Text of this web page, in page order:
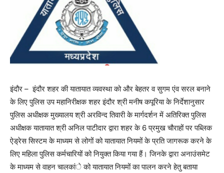
इंदौर – इंदौर शहर की यातायात व्यवस्था को और बेहतर व सुगम एंव सरल बनाने
के लिए पुलिस उप महानिरीक्षक शहर इंदौर श्री मनीष कपूरिया के निर्देशानुसार
पुलिस अधीक्षक मुख्यालय श्री अरविन्द तिवारी के मार्गदर्शन में अतिरिक्त पुलिस
अधीक्षक यातायात श्री अनिल पाटीदार द्वारा शहर के 6 प्रमुख चौराहों पर पब्लिक
ऐड्रेस सिस्टम के माध्यम से लोगों को यातायात नियमों के प्रति जागरूक करने के
लिए महिला पुलिस कर्मचारियों को नियुक्त किया गया हैं। जिनके द्वारा अनाउंसमेट
के माध्यम से वाहन चालकांे को यातायात नियमों का पालन करने हेतु बताया